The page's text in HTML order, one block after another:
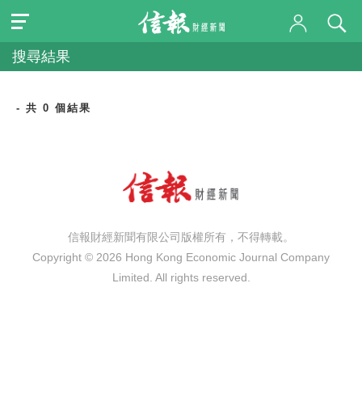
搜尋結果
- 共 0 個結果
信報財經新聞有限公司版權所有，不得轉載。
Copyright © 2026 Hong Kong Economic Journal Company
Limited. All rights reserved.